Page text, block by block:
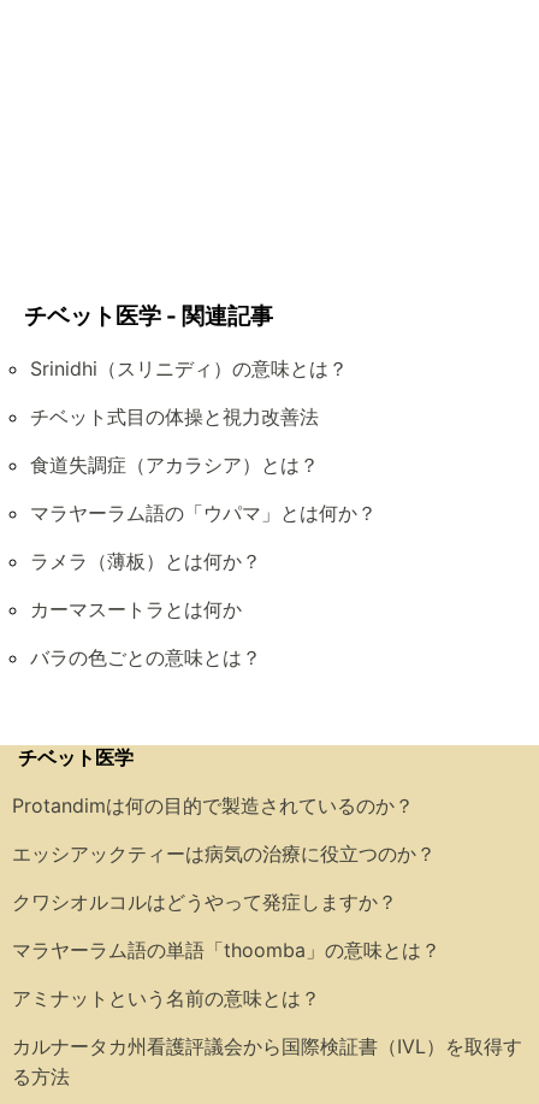
チベット医学 - 関連記事
Srinidhi（スリニディ）の意味とは？
チベット式目の体操と視力改善法
食道失調症（アカラシア）とは？
マラヤーラム語の「ウパマ」とは何か？
ラメラ（薄板）とは何か？
カーマスートラとは何か
バラの色ごとの意味とは？
チベット医学
Protandimは何の目的で製造されているのか？
エッシアックティーは病気の治療に役立つのか？
クワシオルコルはどうやって発症しますか？
マラヤーラム語の単語「thoomba」の意味とは？
アミナットという名前の意味とは？
カルナータカ州看護評議会から国際検証書（IVL）を取得す
る方法